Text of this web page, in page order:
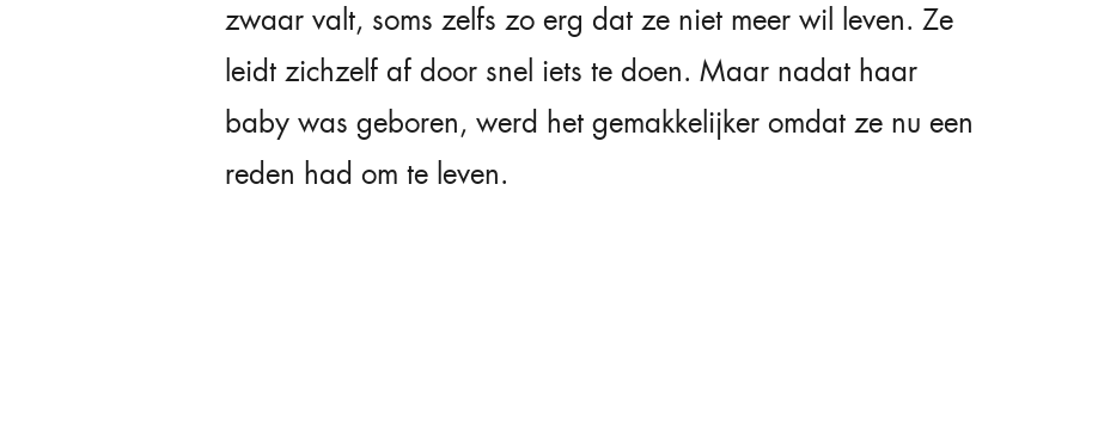
zwaar valt, soms zelfs zo erg dat ze niet meer wil leven. Ze
leidt zichzelf af door snel iets te doen. Maar nadat haar
baby was geboren, werd het gemakkelijker omdat ze nu een
reden had om te leven.